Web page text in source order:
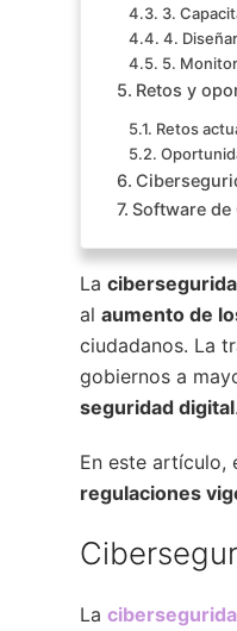
3.
4.
5.
Retos y
Retos
Software de
La
alaumento de
ciudadanos. La
gobiernos a
seguridad digital.
En este artículo,
regulaciones
La